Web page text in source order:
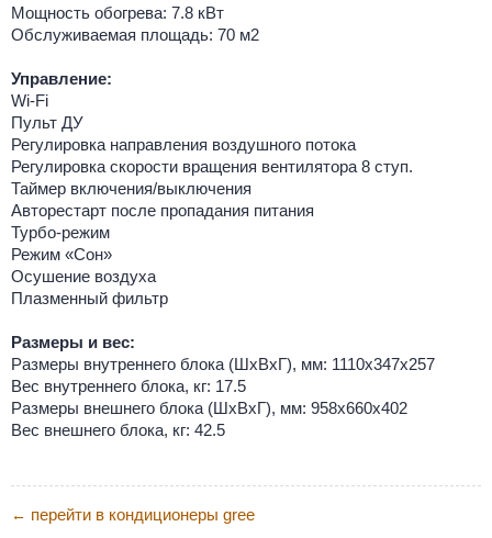
Мощность обогрева: 7.8 кВт
Обслуживаемая площадь: 70 м2
Управление:
Wi-Fi
Пульт ДУ
Регулировка направления воздушного потока
Регулировка скорости вращения вентилятора 8 ступ.
Таймер включения/выключения
Авторестарт после пропадания питания
Турбо-режим
Режим «Сон»
Осушение воздуха
Плазменный фильтр
Размеры и вес:
Размеры внутреннего блока (ШхВхГ), мм: 1110х347х257
Вес внутреннего блока, кг: 17.5
Размеры внешнего блока (ШхВхГ), мм: 958х660х402
Вес внешнего блока, кг: 42.5
← перейти в кондиционеры gree